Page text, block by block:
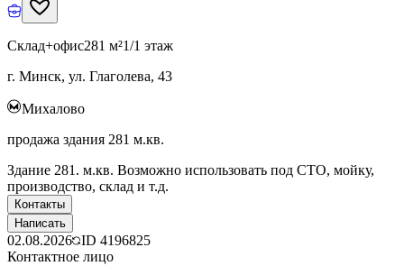
Склад+офис281 м²1/1 этаж
г. Минск, ул. Глаголева, 43
Михалово
продажа здания 281 м.кв.
Здание 281. м.кв. Возможно использовать под СТО, мойку,
производство, склад и т.д.
Контакты
Написать
02.08.2026 ID 4196825
Контактное лицо